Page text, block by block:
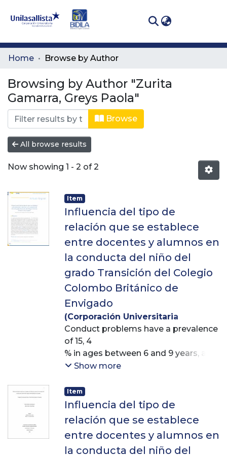
Communities
All of DSpace
Home Browse by Author
Browsing by Author "Zurita
Gamarra, Greys Paola"
Browse
All browse results
Now showing 1 - 2 of 2
Item
Influencia del tipo de
relación que se establece
entre docentes y alumnos en
la conducta del niño del
grado Transición del Colegio
Colombo Británico de
Envigado
(Corporación Universitaria
Lasallista,2015-03-28)Zurita
Gamarra, Greys Paola
Gloria Fanny;Gómez Arias, Catalina
Conduct problems have a prevalence
of 15, 4
% in ages between 6 and 9 years, and
this rate
13 years
of age (Martínez-Arias & Rodríguez-
Sutil, 2000).
In the kindergarten grade from
Colombo Británico
school, after an observation period,
Show more
Item
Influencia del tipo de
relación que se establece
entre docentes y alumnos en
la conducta del niño del